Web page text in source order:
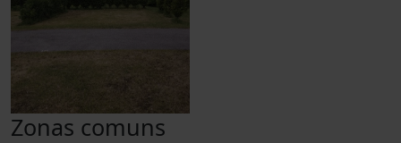
Zonas comuns